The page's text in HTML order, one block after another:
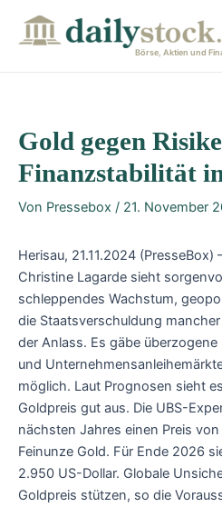
Börse, Aktien und
Gold gegen
Finanzstabilität
Von Pressebox / 21. November
Herisau, 21.11.2024
Christine Lagarde sieht
schleppendes Wachstum,
die Staatsverschuldung
der Anlass. Es gäbe
und
möglich. Laut Prognosen sieht
Goldpreis gut aus. Die UBS-
nächsten Jahres einen Preis
Feinunze Gold. Für Ende 2026
2.950 US-Dollar. Globale
Goldpreis stützen, so die